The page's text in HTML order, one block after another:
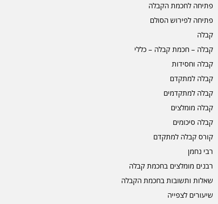
פתיחה לחכמת הקבלה
פתיחה לפירוש הסולם
קבלה
קבלה – חכמת קבלה – כללי
קבלה וחסידות
קבלה למתקדם
קבלה למתקדמים
קבלה מומלצים
קבלה סיכומים
קורס קבלה למתקדם
רבי נחמן
רבנים מומלצים בחכמת קבלה
שאלות ותשובות בחכמת הקבלה
שיעורים לצפייה